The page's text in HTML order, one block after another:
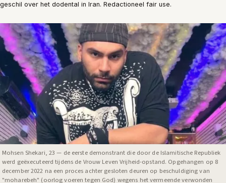
geschil over het dodental in Iran. Redactioneel fair use.
Mohsen Shekari, 23 — de eerste demonstrant die door de Islamitische Republiek
werd geëxecuteerd tijdens de Vrouw Leven Vrijheid-opstand. Opgehangen op 8
december 2022 na een proces achter gesloten deuren op beschuldiging van
"moharebeh" (oorlog voeren tegen God) wegens het vermeende verwonden